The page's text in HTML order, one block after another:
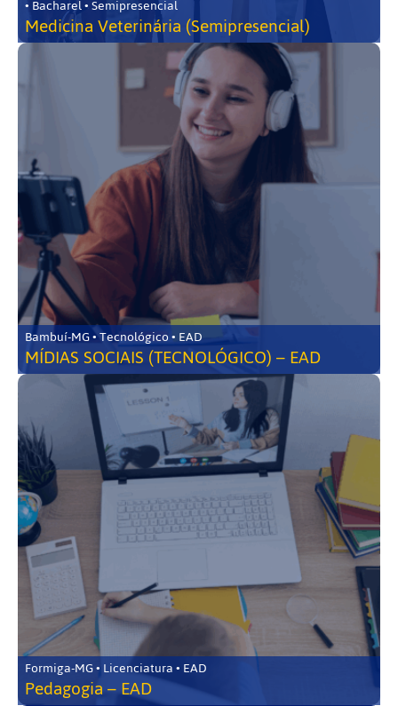
• Bacharel • Semipresencial
Medicina Veterinária (Semipresencial)
Bambuí-MG • Tecnológico • EAD
MÍDIAS SOCIAIS (TECNOLÓGICO) – EAD
Formiga-MG • Licenciatura • EAD
Pedagogia – EAD